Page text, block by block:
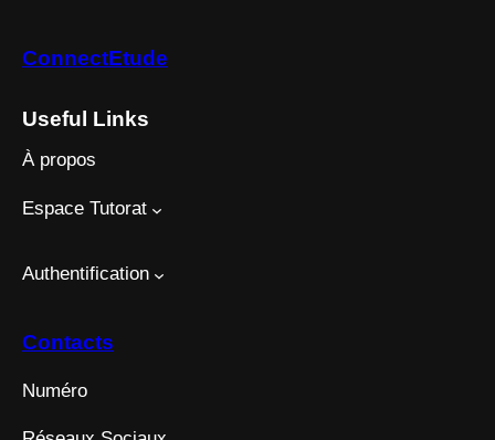
ConnectEtude
Useful Links
À propos
Espace Tutorat
Authentification
Contacts
Numéro